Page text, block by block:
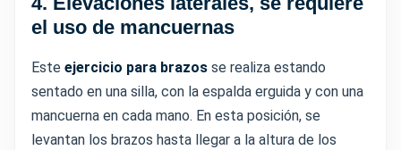
el uso de mancuernas
Este ejercicio para brazos se realiza estando
sentado en una silla, con la espalda erguida y con una
mancuerna en cada mano. En esta posición, se
levantan los brazos hasta llegar a la altura de los